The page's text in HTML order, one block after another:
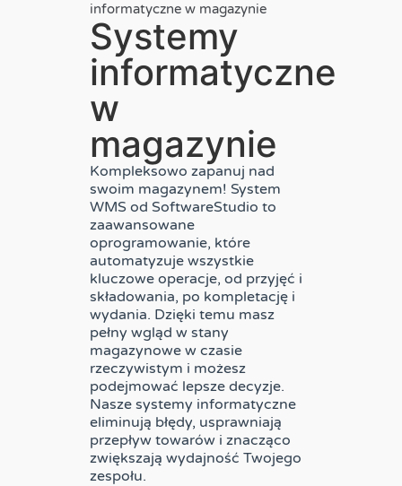
informatyczne w magazynie
Systemy
informatyczne
w
magazynie
Kompleksowo zapanuj nad
swoim magazynem! System
WMS od SoftwareStudio to
zaawansowane
oprogramowanie, które
automatyzuje wszystkie
kluczowe operacje, od przyjęć i
składowania, po kompletację i
wydania. Dzięki temu masz
pełny wgląd w stany
magazynowe w czasie
rzeczywistym i możesz
podejmować lepsze decyzje.
Nasze systemy informatyczne
eliminują błędy, usprawniają
przepływ towarów i znacząco
zwiększają wydajność Twojego
zespołu.